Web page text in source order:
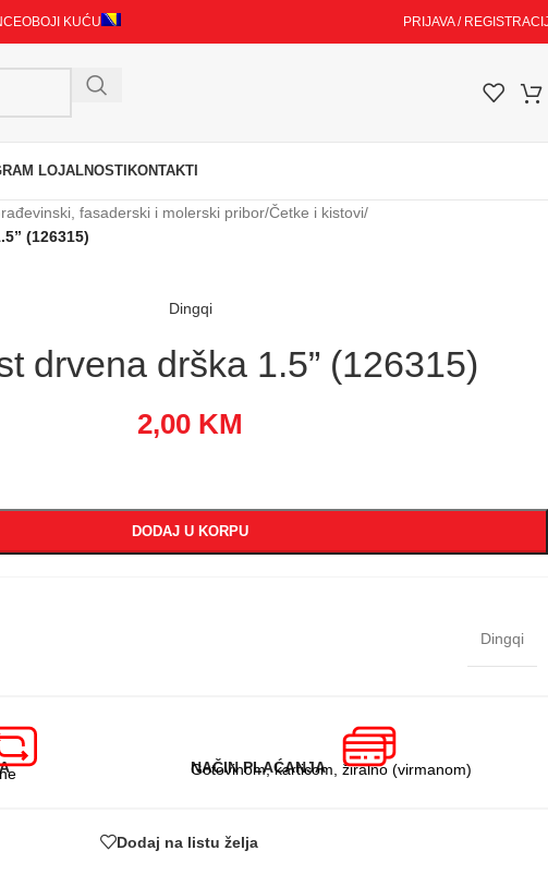
OBOJI KUĆU PRIJAVA /
LOJALNOSTI KONTAKTI
fasaderski i molerski pribor/Četke i kistovi/
(126315)
Dingqi
drvena drška 1.5” (126315)
2,00 KM
DODAJ U KORPU
Dingqi
NAČIN PLAĆANJA
Gotovinom, karticom, žiralno (virmanom)
Dodaj na listu želja